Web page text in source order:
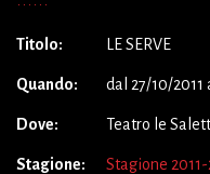
Titolo: LE SERVE
Quando: dal 27/10/2011
Dove: Teatro le
Stagione: Stagione 2011-